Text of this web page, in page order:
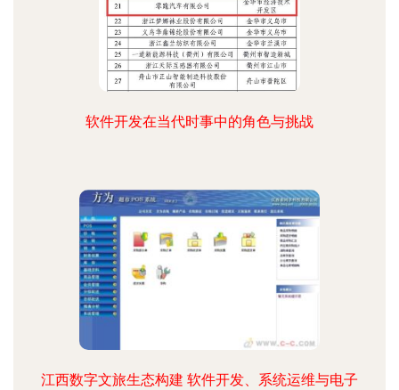
软件开发在当代时事中的角色与挑战
江西数字文旅生态构建 软件开发、系统运维与电子